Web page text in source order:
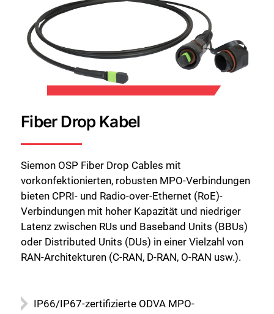
Fiber Drop Kabel
Siemon OSP Fiber Drop Cables mit
vorkonfektionierten, robusten MPO-Verbindungen
bieten CPRI- und Radio-over-Ethernet (RoE)-
Verbindungen mit hoher Kapazität und niedriger
Latenz zwischen RUs und Baseband Units (BBUs)
oder Distributed Units (DUs) in einer Vielzahl von
RAN-Architekturen (C-RAN, D-RAN, O-RAN usw.).
IP66/IP67-zertifizierte ODVA MPO-